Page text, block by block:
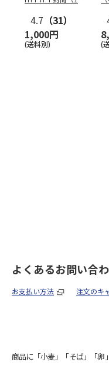
4.7 （31）
1,000円
(送料別) (
よくあるお問い合
お支払い方法 注文のキ
商品に「小麦」「そば」「卵